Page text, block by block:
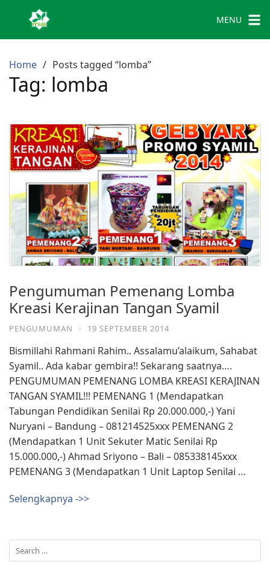
MENU
Home Posts tagged “lomba”
Tag: lomba
Pengumuman Pemenang Lomba
Kreasi Kerajinan Tangan Syamil
PENGUMUMAN · 19 SEPTEMBER 2014
Bismillahi Rahmani Rahim.. Assalamu’alaikum, Sahabat
Syamil.. Ada kabar gembira!! Sekarang saatnya….
PENGUMUMAN PEMENANG LOMBA KREASI KERAJINAN
TANGAN SYAMIL!!! PEMENANG 1 (Mendapatkan
Tabungan Pendidikan Senilai Rp 20.000.000,-) Yani
Nuryani – Bandung – 081214525xxx PEMENANG 2
(Mendapatkan 1 Unit Sekuter Matic Senilai Rp
15.000.000,-) Ahmad Sriyono – Bali – 085338145xxx
PEMENANG 3 (Mendapatkan 1 Unit Laptop Senilai …
Selengkapnya ->>